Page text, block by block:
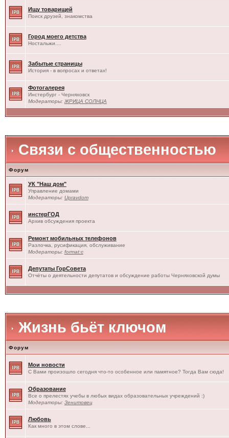
Ищу товарищей
Поиск друзей, знакомства
Город моего детства
Ностальжи....
Забытые страницы
История - в вопросах и ответах!
Фотогалерея
Инстербург - Черняховск
Модераторы: ЖРИЦА СОЛНЦА
Связи с общественностью
Форум
УК "Наш дом"
Управление домами
Модераторы: Upravdom
инстерГОД
Архив обсуждения проекта
Ремонт мобильных телефонов
Разлочка, русификация, обслуживание
Модераторы: format:c
Депутаты ГорСовета
Отчёты о деятельности депутатов и обсуждение работы Черняховской думы
Жизнь бьёт ключом
Форум
Мои новости
С Вами произошло сегодня что-то особенное или памятное? Тогда Вам сюда!
Образование
Все о прелестях учебы в любых видах образовательных учреждений :)
Модераторы: Зенитовец
Любовь
Как много в этом слове...